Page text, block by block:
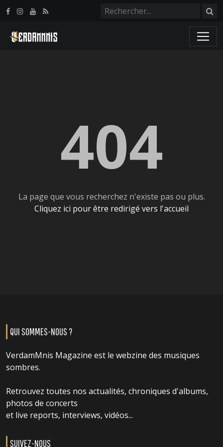
404
La page que vous recherchez n'existe pas ou plus.
Cliquez ici pour être redirigé vers l'accueil
QUI SOMMES-NOUS ?
VerdamMnis Magazine est le webzine des musiques
sombres.
Retrouvez toutes nos actualités, chroniques d'albums,
photos de concerts
et live reports, interviews, vidéos...
SUIVEZ-NOUS
Panneau de gestion des cookies